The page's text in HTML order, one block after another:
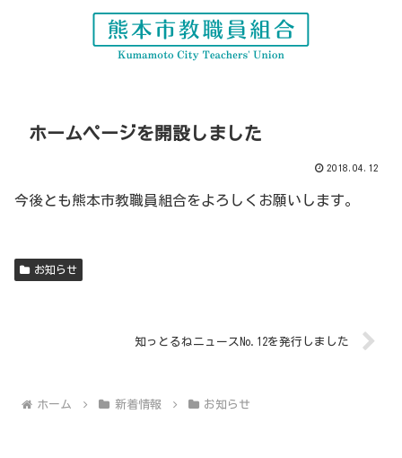
ホームページを開設しました
2018.04.12
今後とも熊本市教職員組合をよろしくお願いします。
お知らせ
知っとるねニュースNo.12を発行しました
ホーム 新着情報 お知らせ